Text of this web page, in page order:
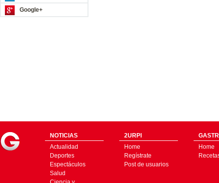
Google+
NOTICIAS
Actualidad
Deportes
Espectáculos
Salud
2URPI
Home
Regístrate
Post de usuarios
Home